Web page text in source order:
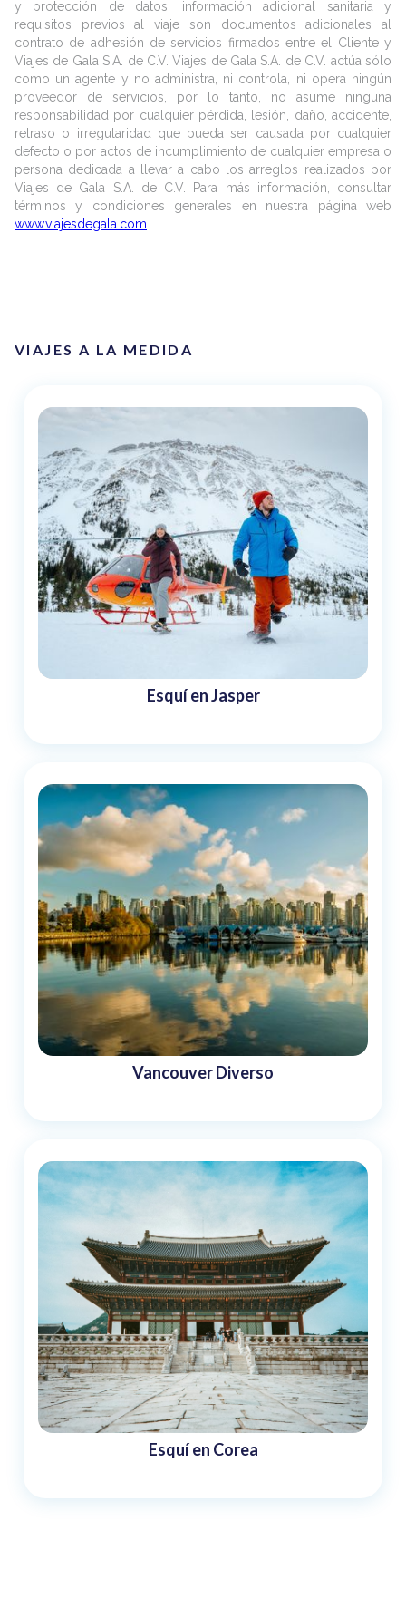
y protección de datos, información adicional sanitaria y
requisitos previos al viaje son documentos adicionales al
contrato de adhesión de servicios firmados entre el Cliente y
Viajes de Gala S.A. de C.V. Viajes de Gala S.A. de C.V. actúa sólo
como un agente y no administra, ni controla, ni opera ningún
proveedor de servicios, por lo tanto, no asume ninguna
responsabilidad por cualquier pérdida, lesión, daño, accidente,
retraso o irregularidad que pueda ser causada por cualquier
defecto o por actos de incumplimiento de cualquier empresa o
persona dedicada a llevar a cabo los arreglos realizados por
Viajes de Gala S.A. de C.V. Para más información, consultar
términos y condiciones generales en nuestra página web
www.viajesdegala.com
VIAJES A LA MEDIDA
Esquí en Jasper
Vancouver Diverso
Esquí en Corea